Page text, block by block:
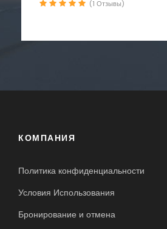
КОМПАНИЯ
Политика конфиденциальности
Условия Использования
Бронирование и отмена